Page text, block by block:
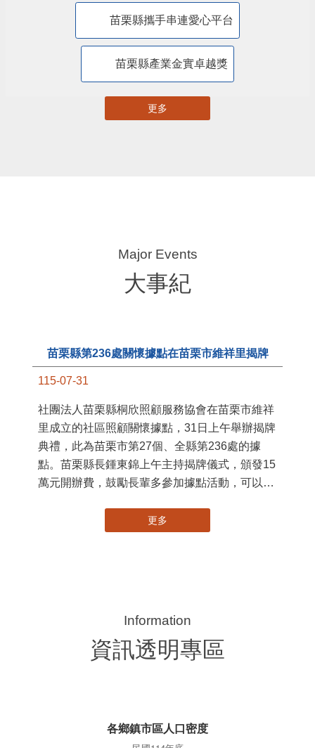
苗栗縣攜手串連愛心平台
苗栗縣產業金實卓越獎
更多
大事紀
苗栗縣第236處關懷據點在苗栗市維祥里揭牌
115-07-31
社團法人苗栗縣桐欣照顧服務協會在苗栗市維祥
里成立的社區照顧關懷據點，31日上午舉辦揭牌
典禮，此為苗栗市第27個、全縣第236處的據
點。苗栗縣長鍾東錦上午主持揭牌儀式，頒發15
萬元開辦費，鼓勵長輩多參加據點活動，可以更
更多
資訊透明專區